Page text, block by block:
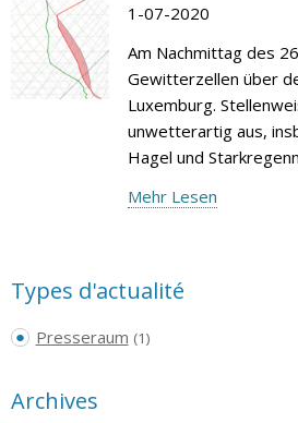
1-07-2020
Am Nachmittag des
Gewitterzellen über
Luxemburg.
unwetterartig aus,
Hagel und
Mehr Lesen
Types d'actualité
Presseraum (1)
Archives